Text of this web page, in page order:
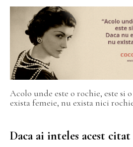
Acolo unde este o rochie, este si
exista femeie, nu exista nici
Daca ai inteles acest